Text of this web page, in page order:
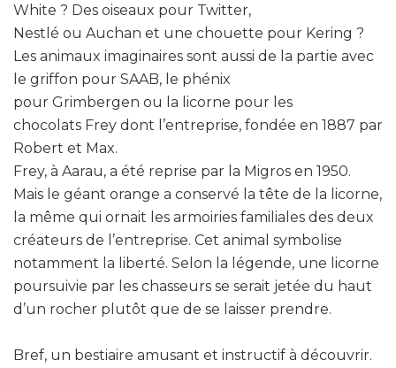
White ? Des oiseaux pour Twitter,
Nestlé ou Auchan et une chouette pour Kering ?
Les animaux imaginaires sont aussi de la partie avec
le griffon pour SAAB, le phénix
pour Grimbergen ou la licorne pour les
chocolats Frey dont l’entreprise, fondée en 1887 par
Robert et Max.
Frey, à Aarau, a été reprise par la Migros en 1950.
Mais le géant orange a conservé la tête de la licorne,
la même qui ornait les armoiries familiales des deux
créateurs de l’entreprise. Cet animal symbolise
notamment la liberté. Selon la légende, une licorne
poursuivie par les chasseurs se serait jetée du haut
d’un rocher plutôt que de se laisser prendre.
Bref, un bestiaire amusant et instructif à découvrir.